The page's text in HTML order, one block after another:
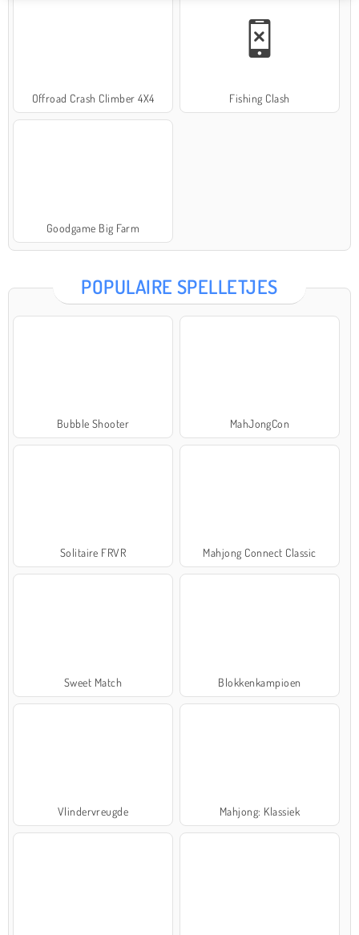
Offroad Crash Climber 4X4 Fishing Clash
Goodgame Big Farm
POPULAIRE SPELLETJES
Bubble Shooter MahJongCon
Solitaire FRVR Mahjong Connect Classic
Sweet Match Blokkenkampioen
Vlindervreugde Mahjong: Klassiek